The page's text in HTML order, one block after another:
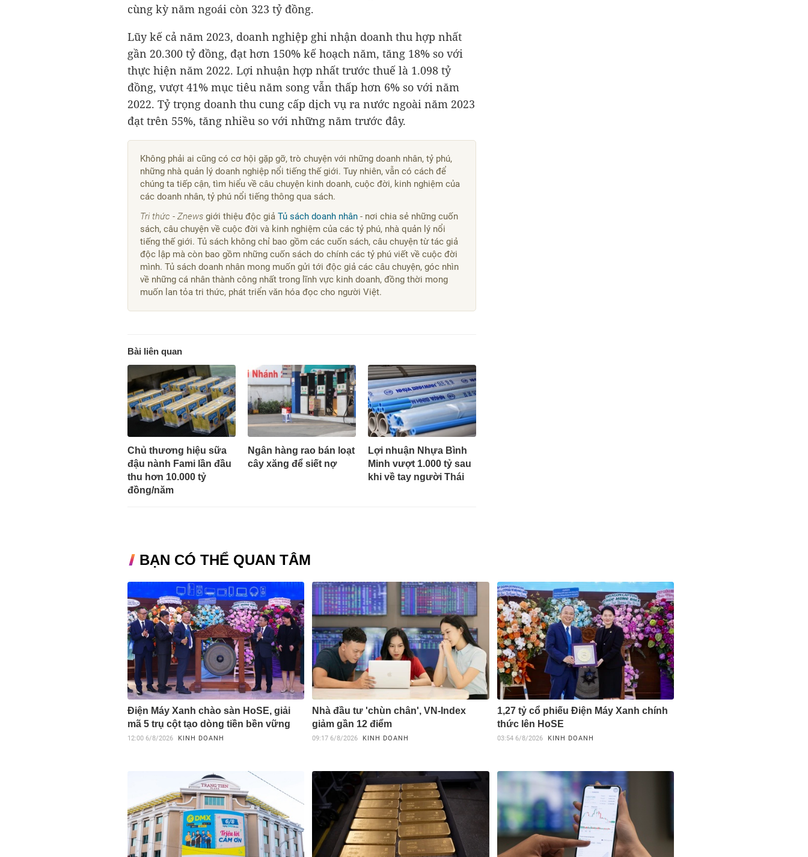
cùng kỳ năm ngoái còn 323 tỷ đồng.
Lũy kế cả năm 2023, doanh nghiệp ghi nhận doanh thu hợp nhất
gần 20.300 tỷ đồng, đạt hơn 150% kế hoạch năm, tăng 18% so với
thực hiện năm 2022. Lợi nhuận hợp nhất trước thuế là 1.098 tỷ
đồng, vượt 41% mục tiêu năm song vẫn thấp hơn 6% so với năm
2022. Tỷ trọng doanh thu cung cấp dịch vụ ra nước ngoài năm 2023
đạt trên 55%, tăng nhiều so với những năm trước đây.
Không phải ai cũng có cơ hội gặp gỡ, trò chuyện với những doanh nhân, tỷ phú,
những nhà quản lý doanh nghiệp nổi tiếng thế giới. Tuy nhiên, vẫn có cách để
chúng ta tiếp cận, tìm hiểu về câu chuyện kinh doanh, cuộc đời, kinh nghiệm của
các doanh nhân, tỷ phú nổi tiếng thông qua sách.
Tri thức - Znews giới thiệu độc giả Tủ sách doanh nhân - nơi chia sẻ những cuốn
sách, câu chuyện về cuộc đời và kinh nghiệm của các tỷ phú, nhà quản lý nổi
tiếng thế giới. Tủ sách không chỉ bao gồm các cuốn sách, câu chuyện từ tác giả
độc lập mà còn bao gồm những cuốn sách do chính các tỷ phú viết về cuộc đời
mình. Tủ sách doanh nhân mong muốn gửi tới độc giả các câu chuyện, góc nhìn
về những cá nhân thành công nhất trong lĩnh vực kinh doanh, đồng thời mong
muốn lan tỏa tri thức, phát triển văn hóa đọc cho người Việt.
Bài liên quan
Chủ thương hiệu sữa
đậu nành Fami lần đầu
thu hơn 10.000 tỷ
đồng/năm
Ngân hàng rao bán loạt
cây xăng để siết nợ
Lợi nhuận Nhựa Bình
Minh vượt 1.000 tỷ sau
khi về tay người Thái
BẠN CÓ THỂ QUAN TÂM
Điện Máy Xanh chào sàn HoSE, giải
mã 5 trụ cột tạo dòng tiền bền vững
12:00 6/8/2026 KINH DOANH
Nhà đầu tư 'chùn chân', VN-Index
giảm gần 12 điểm
09:17 6/8/2026 KINH DOANH
1,27 tỷ cổ phiếu Điện Máy Xanh chính
thức lên HoSE
03:54 6/8/2026 KINH DOANH